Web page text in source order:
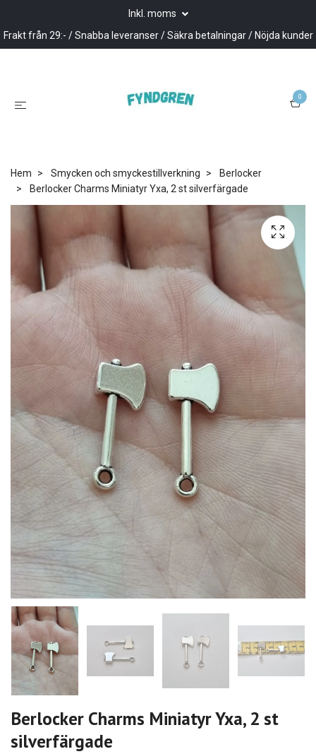
Inkl. moms
Frakt från 29:- / Snabba leveranser / Säkra betalningar / Nöjda kunder
0
Hem Smycken och smyckestillverkning
Berlocker
Berlocker Charms Miniatyr Yxa, 2 st silverfärgade
Berlocker Charms Miniatyr Yxa, 2 st
silverfärgade